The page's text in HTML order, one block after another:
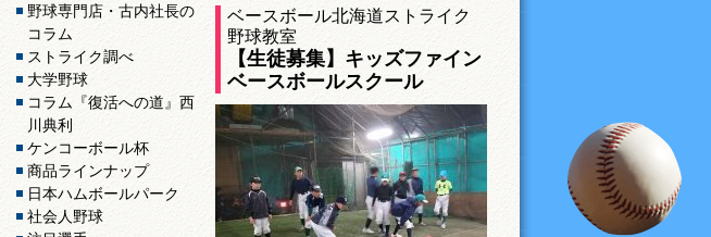
野球専門店・古内社長の
コラム
ストライク調べ
大学野球
コラム『復活への道』西
川典利
ケンコーボール杯
商品ラインナップ
日本ハムボールパーク
社会人野球
ベースボール北海道ストライク
野球教室
【生徒募集】キッズファイン
ベースボールスクール